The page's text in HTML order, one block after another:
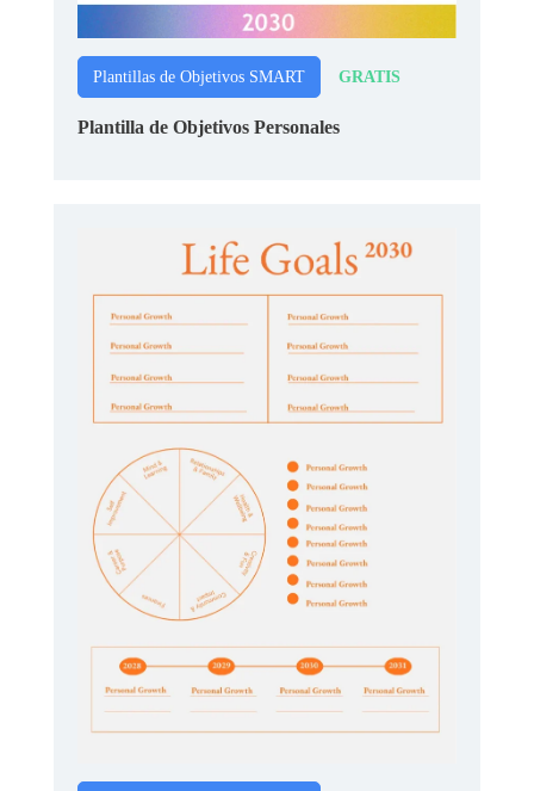
Plantillas de Objetivos SMART GRATIS
Plantilla de Objetivos Personales